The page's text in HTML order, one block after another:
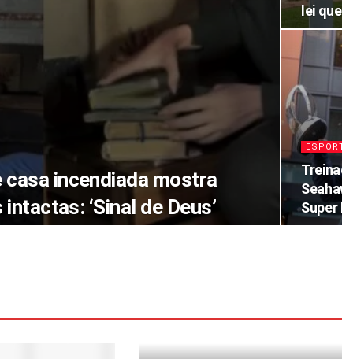
incendiada mostra
‘Sinal de Deus’
lei
Super